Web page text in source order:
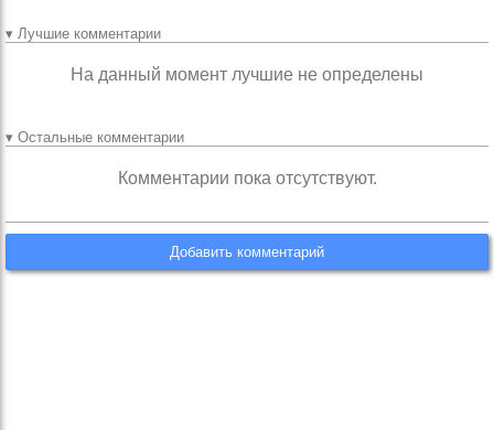
▾ Лучшие комментарии
На данный момент лучшие не определены
▾ Остальные комментарии
Комментарии пока отсутствуют.
Добавить комментарий